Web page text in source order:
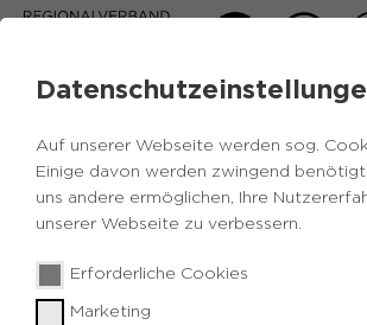
Auf unserer Webseite werden sog.
Einige davon werden zwingend
uns andere ermöglichen, Ihre
unserer Webseite zu verbessern.
Erforderliche Cookies
Marketing
REGIERUNGSBEZIRK
ARNSBERG,
OBERBEREICHE
UND HAGEN IM